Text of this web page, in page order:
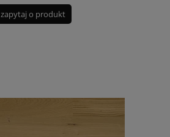
zapytaj o produkt